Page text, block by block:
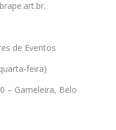
de Eventos
feira)
– Gameleira, Belo